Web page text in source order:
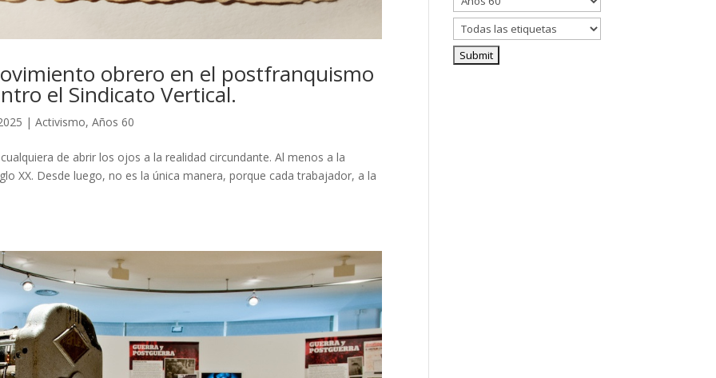
obrero en el postfranquismo
el Sindicato Vertical.
|Activismo,Años 60
de abrir los ojos a la realidad circundante. Al menos a la
XX. Desde luego, no es la única manera, porque cada trabajador, a la